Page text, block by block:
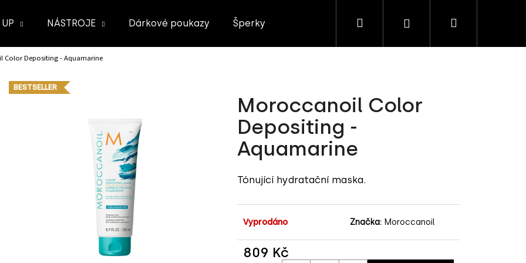
NÁSTROJE Dárkové poukazy Šperky ZnačkyHledat PřihlášeníNákupní
Color Depositing - Aquamarine
Moroccanoil Color
Depositing -
Aquamarine
Tónující hydratační maska.
Vyprodáno Značka: Moroccanoil
809 Kč
BESTSELLER
Co potřebujete najít?
Doporučujeme